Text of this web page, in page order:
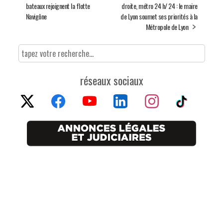
bateaux rejoignent la flotte
Navigône
droite, métro 24 h/ 24 : le maire
de Lyon soumet ses priorités à la
Métropole de Lyon
réseaux sociaux